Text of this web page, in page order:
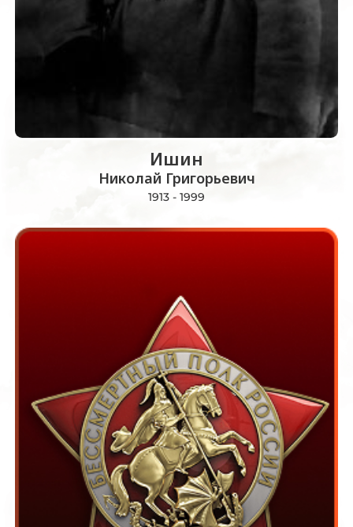
Ишин
Николай Григорьевич
1913 - 1999